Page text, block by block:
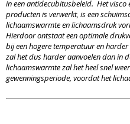
in een antidecubitusbeleid. Het visco
producten is verwerkt, is een
lichaamswarmte en lichaamsdruk
Hierdoor ontstaat een optimale
bij een hogere temperatuur en
zal het dus harder aanvoelen dan in
lichaamswarmte zal het heel snel
gewenningsperiode, voordat het